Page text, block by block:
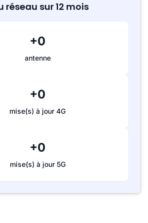
réseau sur 12 mois
+0
antenne
+0
mise(s) à jour 4G
+0
mise(s) à jour 5G